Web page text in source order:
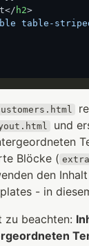
</ h2>
table-
und
Blöcke (
den
- in
zu beachten: